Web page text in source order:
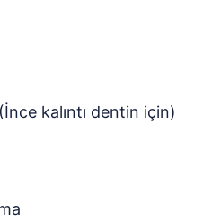
kalıntı dentin için)